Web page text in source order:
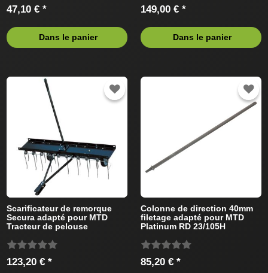
47,10 € *
Dans le panier
149,00 € *
Dans le panier
Scarificateur de remorque
Secura adapté pour MTD
Tracteur de pelouse
123,20 € *
Colonne de direction 40mm
filetage adapté pour MTD
Platinum RD 23/105H
de pelouse
85,20 € *